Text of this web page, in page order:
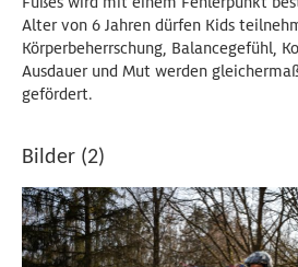
Alter von 6 Jahren dürfen Kids
Körperbeherrschung, Balancegefühl,
Ausdauer und Mut werden
gefördert.
Bilder (2)